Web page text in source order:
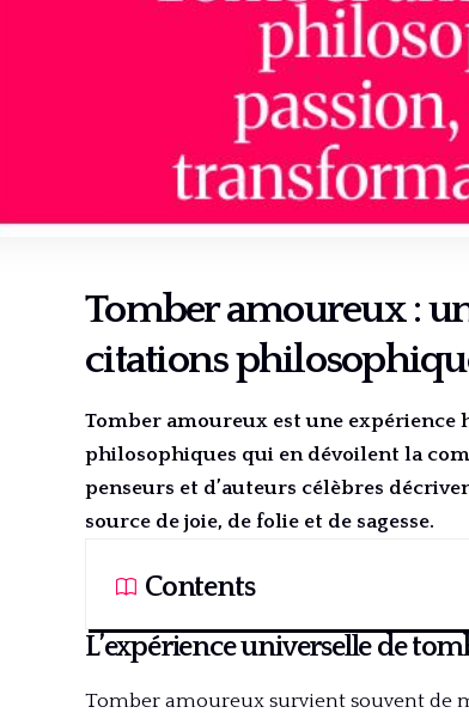
Tomber amoureux :
citations
Tomber amoureux est une
philosophiques qui en dévoilent la
penseurs et d’auteurs célèbres
source de joie, de folie et de sagesse.
Contents
L’expérience universelle de
Tomber amoureux survient souvent de